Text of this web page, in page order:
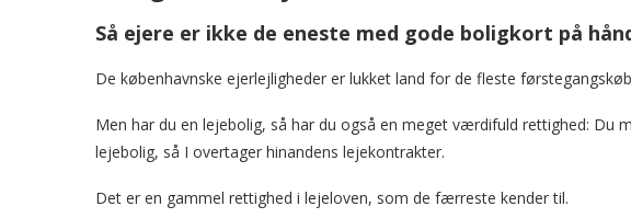
Så ejere er ikke de eneste med gode boligkort på
De københavnske ejerlejligheder er lukket land for de fleste
Men har du en lejebolig, så har du også en meget værdifuld rettighed: Du
lejebolig, så I overtager hinandens lejekontrakter.
Det er en gammel rettighed i lejeloven, som de færreste kender til.